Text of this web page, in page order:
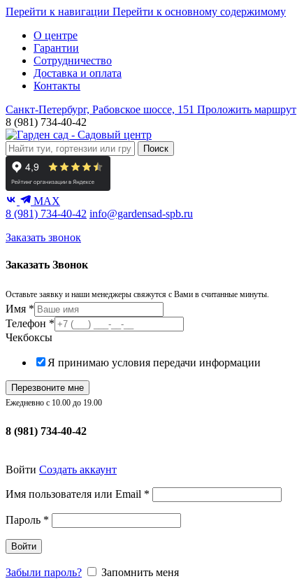
Перейти к навигации Перейти к основному содержимому
О центре
Гарантии
Сотрудничество
Доставка и оплата
Контакты
Санкт-Петербург, Рабовское шоссе, 151 Проложить маршрут
8 (981) 734-40-42
Поиск
MAX
8 (981) 734-40-42 info@gardensad-spb.ru
Заказать звонок
Заказать Звонок
Оставьте заявку и наши менеджеры свяжутся с Вами в считанные минуты.
Имя *
Телефон *
Чекбоксы
Я принимаю условия передачи информации
Перезвоните мне
Ежедневно с 10.00 до 19.00
8 (981) 734-40-42
Войти Создать аккаунт
Имя пользователя или Email *
Пароль *
Войти
Забыли пароль?
Запомнить меня